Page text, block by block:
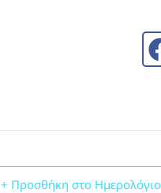
+ Προσθήκη στο